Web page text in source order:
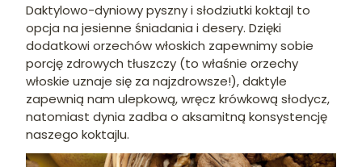
Daktylowo-dyniowy pyszny i słodziutki koktajl to
opcja na jesienne śniadania i desery. Dzięki
dodatkowi orzechów włoskich zapewnimy sobie
porcję zdrowych tłuszczy (to właśnie orzechy
włoskie uznaje się za najzdrowsze!), daktyle
zapewnią nam ulepkową, wręcz krówkową słodycz,
natomiast dynia zadba o aksamitną konsystencję
naszego koktajlu.